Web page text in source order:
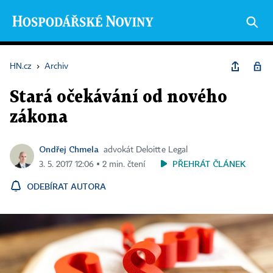
HN.cz › Archiv
Stará očekávání od nového
zákona
Ondřej Chmela
advokát Deloitte Legal
3. 5. 2017 12:06 ▪ 2 min. čtení
PŘEHRÁT ČLÁNEK
ODEBÍRAT AUTORA